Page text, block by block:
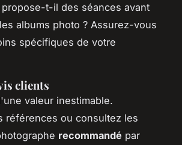
t-il des séances avant
albums photo ? Assurez-vous
spécifiques de votre
clients
valeur inestimable.
références ou consultez les
recommandé par